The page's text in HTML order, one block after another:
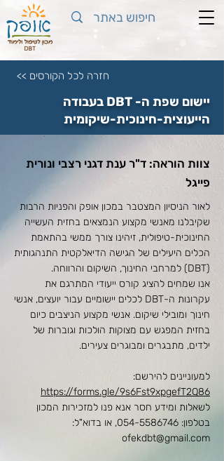
חזרה לכל הקורסים >>
יישום שפת ה- DBT בעבודה
הייעוצית-חינוכית-שיקומית
צוות הוראה: ד"ר ענת דגני רצבי ונורית
פייגל
לאור הניסיון המצטבר במכון אופק והפניות הרבות
שקיבלנו מאנשי מקצוע הנמצאים בחזית העשייה
החינוכית-טיפולית, זיהינו צורך ממשי בהתאמת
הכלים היעילים של הגישה הדיאלקטית התנהגותית
(DBT) למרחבי החינוך, השיקום והרווחה.
אנו שמחים להציג קורס ייעודי המתרגם את
עקרונות ה-DBT לכלים יישומיים עבור יועצים, אנשי
חינוך ומובילי שיקום. אנשי מקצוע הניצבים כיום
בחזית המפגש עם מצוקות הולכות וגוברות של
ילדים, מתבגרים ומבוגרים צעירים.
למעוניינים להירשם:
https://forms.gle/9s6Fst9xpgefT2Q86
לשאלות ומידע חסר אנא פנו למזכירות המכון
בטלפון: 054-5586746, או בדוא"ל:
ofekdbt@gmail.com